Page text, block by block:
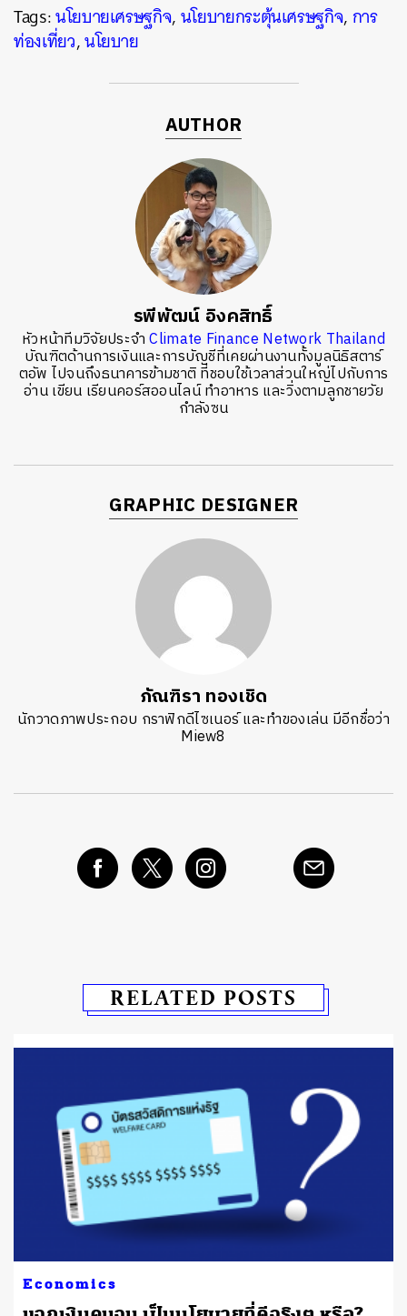
Tags:นโยบายเศรษฐกิจ,นโยบายกระตุ้นเศรษฐกิจ,การ
ท่องเที่ยว,นโยบาย
AUTHOR
รพีพัฒน์ อิงคสิทธิ์
หัวหน้าทีมวิจัยประจำClimate Finance Network Thailand
บัณฑิตด้านการเงินและการบัญชีที่เคยผ่านงานทั้งมูลนิธิสตาร์
ตอัพ ไปจนถึงธนาคารข้ามชาติ ที่ชอบใช้เวลาส่วนใหญ่ไปกับการ
อ่าน เขียน เรียนคอร์สออนไลน์ ทำอาหาร และวิ่งตามลูกชายวัย
กำลังซน
GRAPHIC DESIGNER
ภัณฑิรา ทองเชิด
นักวาดภาพประกอบ กราฟิกดีไซเนอร์ และทำของเล่น มีอีกชื่อว่า
Miew8
RELATED POSTS
Economics